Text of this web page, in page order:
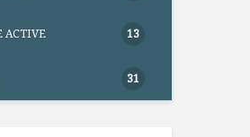
ACTIVE 13
31